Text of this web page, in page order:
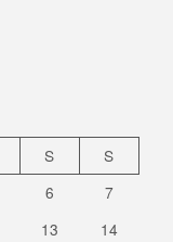
S
S
6
7
13
14